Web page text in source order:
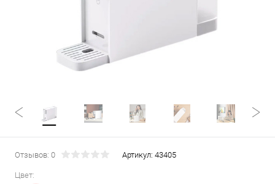
Отзывов: 0 Артикул: 43405
Цвет: